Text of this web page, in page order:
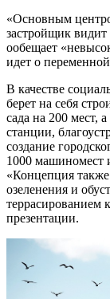
«Основным
застройщик
ообещает
идет о
В качестве
берет на себя
сада на 200 мест,
станции,
создание
1000 машиномест
«Концепция
озеленения и
террасированием
презентации.